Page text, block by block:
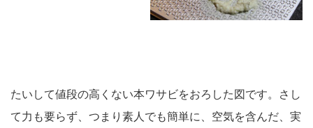
たいして値段の高くない本ワサビをおろした図です。さし
て力も要らず、つまり素人でも簡単に、空気を含んだ、実